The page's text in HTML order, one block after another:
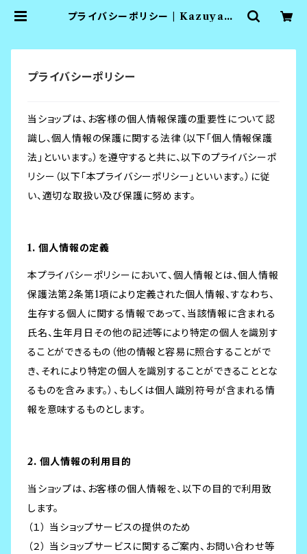
プライバシーポリシー | KazuyaCr
プライバシーポリシー
当ショップは、お客様の個人情報保護の重要性について認
識し、個人情報の保護に関する法律（以下「個人情報保護
法」といいます。）を遵守すると共に、以下のプライバシーポ
リシー（以下「本プライバシーポリシー」といいます。）に従
い、適切な取扱い及び保護に努めます。
1. 個人情報の定義
本プライバシーポリシーにおいて、個人情報とは、個人情報
保護法第2条第1項により定義された個人情報、すなわち、
生存する個人に関する情報であって、当該情報に含まれる
氏名、生年月日その他の記述等により特定の個人を識別す
ることができるもの（他の情報と容易に照合することがで
き、それにより特定の個人を識別することができることとな
るものを含みます。）、もしくは個人識別符号が含まれる情
報を意味するものとします。
2. 個人情報の利用目的
当ショップは、お客様の個人情報を、以下の目的で利用致
します。
（１） 当ショップサービスの提供のため
（２） 当ショップサービスに関するご案内、お問い合わせ等